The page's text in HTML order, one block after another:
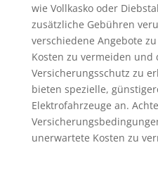
wie Vollkasko oder
zusätzliche Gebühren
verschiedene Angebote
Kosten zu vermeiden und
Versicherungsschutz zu
bieten spezielle,
Elektrofahrzeuge an.
unerwartete Kosten zu